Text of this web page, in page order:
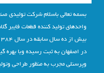
بسمه تعالی باسلام شرکت تولیدی
واحدهای تولید کننده قطعات
در اصفهان به ثبت رسیده وبا بهره
وپرسنلی مجرب به منظور طراحی